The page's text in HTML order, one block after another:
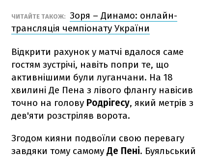
ЧИТАЙТЕ ТАКОЖ: Зоря – Динамо: онлайн-
трансляція чемпіонату України
Відкрити рахунок у матчі вдалося саме
гостям зустрічі, навіть попри те, що
активнішими були луганчани. На 18
хвилині Де Пена з лівого флангу навісив
точно на голову Родрігесу, який метрів з
дев'яти розстріляв ворота.
Згодом кияни подвоїли свою перевагу
завдяки тому самому Де Пені. Буяльський